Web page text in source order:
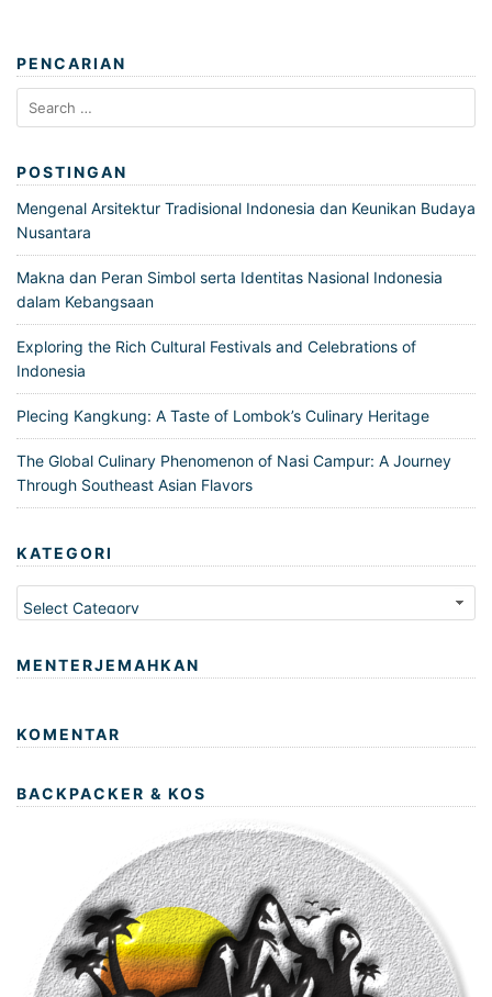
PENCARIAN
Search
for:
POSTINGAN
Mengenal Arsitektur Tradisional Indonesia dan Keunikan Budaya
Nusantara
Makna dan Peran Simbol serta Identitas Nasional Indonesia
dalam Kebangsaan
Exploring the Rich Cultural Festivals and Celebrations of
Indonesia
Plecing Kangkung: A Taste of Lombok’s Culinary Heritage
The Global Culinary Phenomenon of Nasi Campur: A Journey
Through Southeast Asian Flavors
KATEGORI
Kategori
MENTERJEMAHKAN
KOMENTAR
BACKPACKER & KOS